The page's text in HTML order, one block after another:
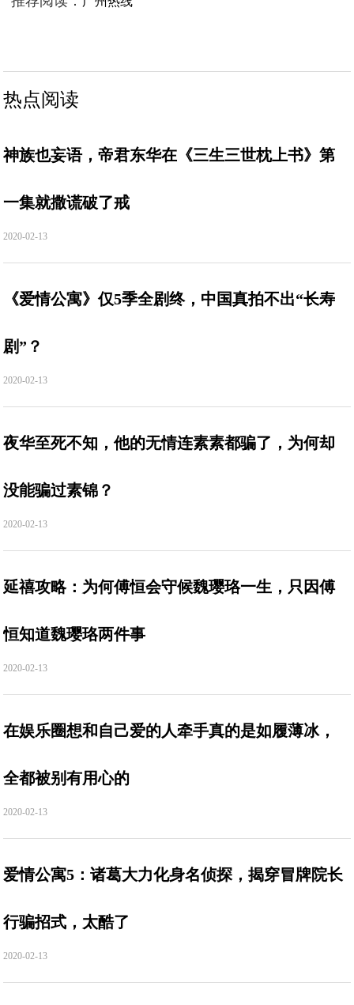
热点阅读
神族也妄语，帝君东华在《三生三世枕上书》第
一集就撒谎破了戒
2020-02-13
《爱情公寓》仅5季全剧终，中国真拍不出“长寿
剧”？
2020-02-13
夜华至死不知，他的无情连素素都骗了，为何却
没能骗过素锦？
2020-02-13
延禧攻略：为何傅恒会守候魏璎珞一生，只因傅
恒知道魏璎珞两件事
2020-02-13
在娱乐圈想和自己爱的人牵手真的是如履薄冰，
全都被别有用心的
2020-02-13
爱情公寓5：诸葛大力化身名侦探，揭穿冒牌院长
行骗招式，太酷了
2020-02-13